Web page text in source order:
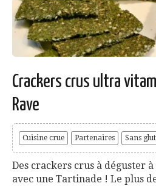
Crackers crus ultra
Rave
Cuisine crue Partenaires Sans
Des crackers crus à déguster
avec une Tartinade ! Le plus